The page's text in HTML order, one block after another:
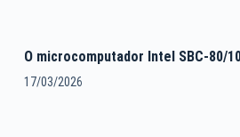
O microcomputador Intel SBC-80/
17/03/2026